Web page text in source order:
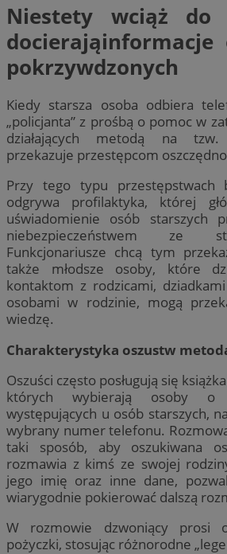
Niestety wciąż do
docierająinformacje
pokrzywdzonych
Kiedy starsza osoba odbiera
„policjanta” z prośbą o pomoc w
działających metodą na
przekazuje przestępcom
Przy tego typu przestępstwach
odgrywa profilaktyka, której
uświadomienie osób starszych
niebezpieczeństwem ze
Funkcjonariusze chcą tym
także młodsze osoby, które
kontaktom z rodzicami,
osobami w rodzinie, mogą
wiedzę.
Charakterystyka oszustw
Oszuści często posługują się
których wybierają osoby o
występujących u osób starszych,
wybrany numer telefonu.
taki sposób, aby oszukiwana
rozmawia z kimś ze swojej
jego imię oraz inne dane,
wiarygodnie pokierować dalszą
W rozmowie dzwoniący prosi
pożyczki, stosując różnorodne